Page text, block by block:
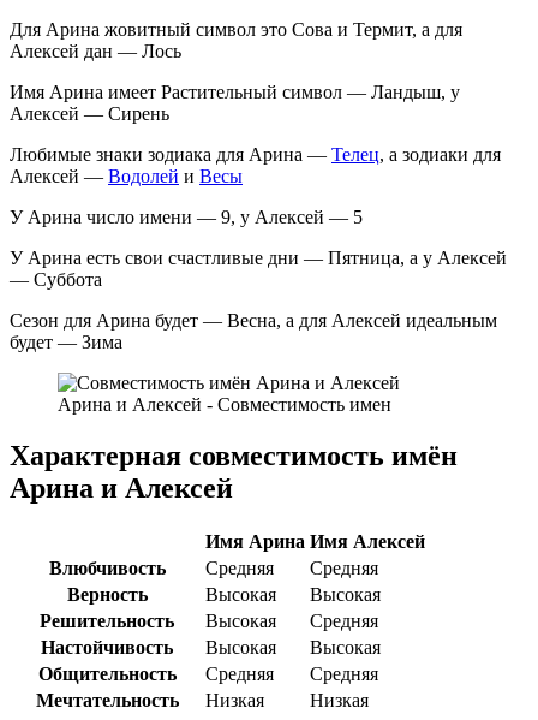
Для Арина жовитный символ это Сова и Термит, а для
Алексей дан — Лось
Имя Арина имеет Растительный символ — Ландыш, у
Алексей — Сирень
Любимые знаки зодиака для Арина — Телец, а зодиаки для
Алексей — Водолей и Весы
У Арина число имени — 9, у Алексей — 5
У Арина есть свои счастливые дни — Пятница, а у Алексей
— Суббота
Сезон для Арина будет — Весна, а для Алексей идеальным
будет — Зима
Арина и Алексей - Совместимость имен
Характерная совместимость имён
Арина и Алексей
Имя Арина Имя Алексей
Влюбчивость
Средняя
Средняя
Верность
Высокая
Высокая
Решительность
Высокая
Средняя
Настойчивость
Высокая
Высокая
Общительность
Средняя
Средняя
Мечтательность
Низкая
Низкая